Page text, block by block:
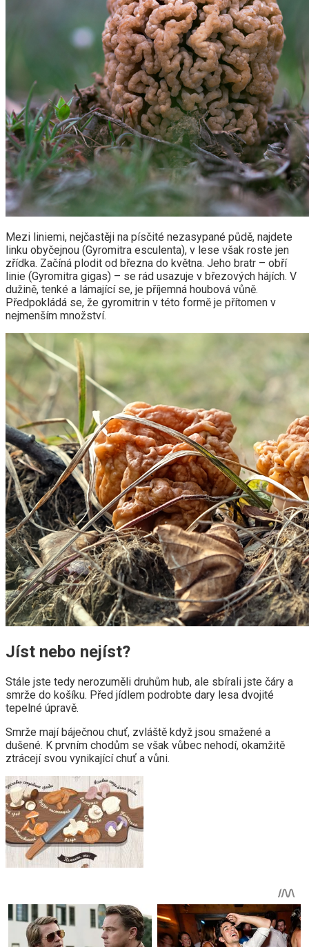
Mezi liniemi, nejčastěji na písčité nezasypané půdě, najdete
linku obyčejnou (Gyromitra esculenta), v lese však roste jen
zřídka. Začíná plodit od března do května. Jeho bratr – obří
linie (Gyromitra gigas) – se rád usazuje v březových hájích. V
dužině, tenké a lámající se, je příjemná houbová vůně.
Předpokládá se, že gyromitrin v této formě je přítomen v
nejmenším množství.
Jíst nebo nejíst?
Stále jste tedy nerozuměli druhům hub, ale sbírali jste čáry a
smrže do košíku. Před jídlem podrobte dary lesa dvojité
tepelné úpravě.
Smrže mají báječnou chuť, zvláště když jsou smažené a
dušené. K prvním chodům se však vůbec nehodí, okamžitě
ztrácejí svou vynikající chuť a vůni.